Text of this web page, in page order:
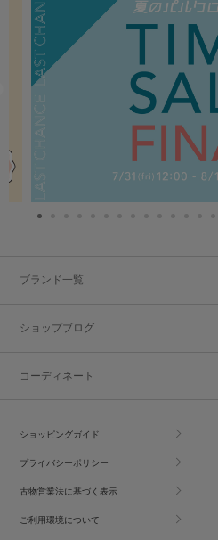
ブランド一覧
ショップブログ
コーディネート
ショッピングガイド
プライバシーポリシー
古物営業法に基づく表示
ご利用環境について